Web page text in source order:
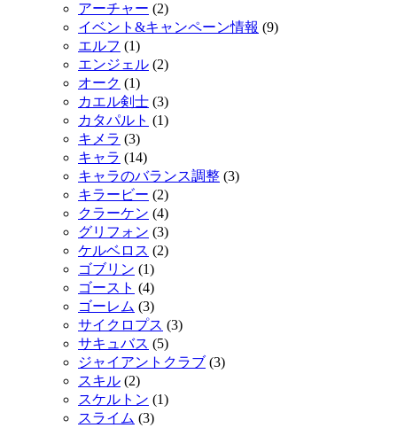
アーチャー (2)
イベント&キャンペーン情報 (9)
エルフ (1)
エンジェル (2)
オーク (1)
カエル剣士 (3)
カタパルト (1)
キメラ (3)
キャラ (14)
キャラのバランス調整 (3)
キラービー (2)
クラーケン (4)
グリフォン (3)
ケルベロス (2)
ゴブリン (1)
ゴースト (4)
ゴーレム (3)
サイクロプス (3)
サキュバス (5)
ジャイアントクラブ (3)
スキル (2)
スケルトン (1)
スライム (3)